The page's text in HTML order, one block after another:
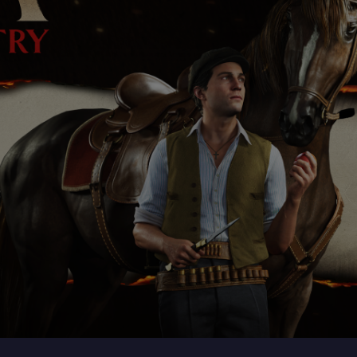
się
need to be logged in to save products in your wish list.